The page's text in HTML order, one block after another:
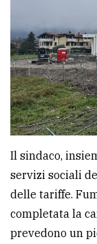
Il sindaco,
servizi sociali
delle tariffe.
completata la
prevedono un